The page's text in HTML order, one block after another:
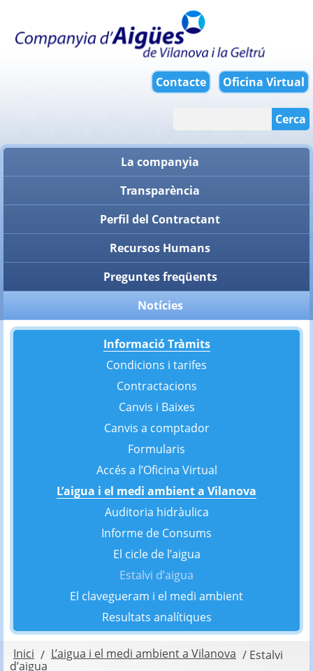
Contacte Oficina Virtual
Cerca
La companyia
Transparència
Perfil del Contractant
Recursos Humans
Preguntes freqüents
Notícies
Informació Tràmits
Condicions i tarifes
Contractacions
Canvis i Baixes
Canvis a comptador
Formularis
Accés a l’Oficina Virtual
L’aigua i el medi ambient a Vilanova
Auditoria hidràulica
Informe de Consums
El cicle de l’aigua
Estalvi d’aigua
El clavegueram i el medi ambient
Resultats analítiques
Inici / L’aigua i el medi ambient a Vilanova / Estalvi
d’aigua